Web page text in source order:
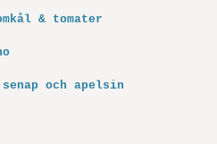
& tomater
och apelsin